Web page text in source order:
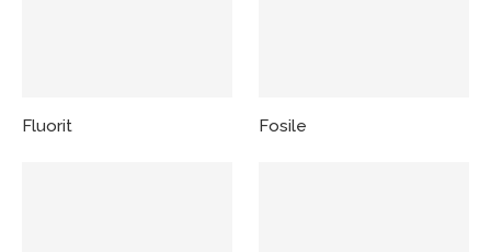
Fluorit Fosile